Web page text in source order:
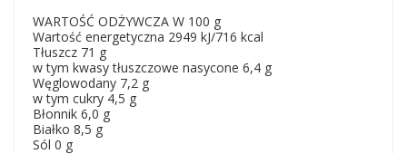
WARTOŚĆ ODŻYWCZA W 100 g
Wartość energetyczna 2949 kJ/716 kcal
Tłuszcz 71 g
w tym kwasy tłuszczowe nasycone 6,4 g
Węglowodany 7,2 g
w tym cukry 4,5 g
Błonnik 6,0 g
Białko 8,5 g
Sól 0 g